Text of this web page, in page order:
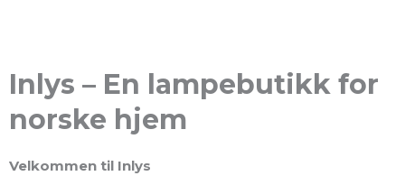
Inlys – En lampebutikk for
norske hjem
Velkommen til Inlys